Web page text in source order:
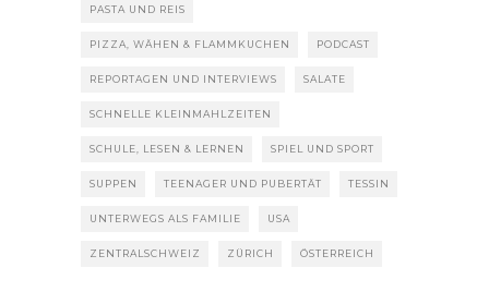
PASTA UND REIS
PIZZA, WÄHEN & FLAMMKUCHEN PODCAST
REPORTAGEN UND INTERVIEWS SALATE
SCHNELLE KLEINMAHLZEITEN
SCHULE, LESEN & LERNEN SPIEL UND SPORT
SUPPEN TEENAGER UND PUBERTÄT TESSIN
UNTERWEGS ALS FAMILIE USA
ZENTRALSCHWEIZ ZÜRICH ÖSTERREICH